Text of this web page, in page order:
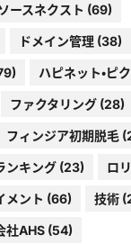
ースネクスト (69)
ドメイン管理 (38)
ハピネット・ピ
ファクタリング (28)
フィンジア初期脱毛
ンキング (23) ロ
メント (66) 技術
社AHS (54)